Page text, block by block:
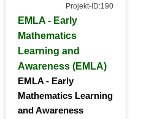
Projekt-ID:190
EMLA - Early
Mathematics
Learning and
Awareness (EMLA)
EMLA - Early
Mathematics Learning
and Awareness